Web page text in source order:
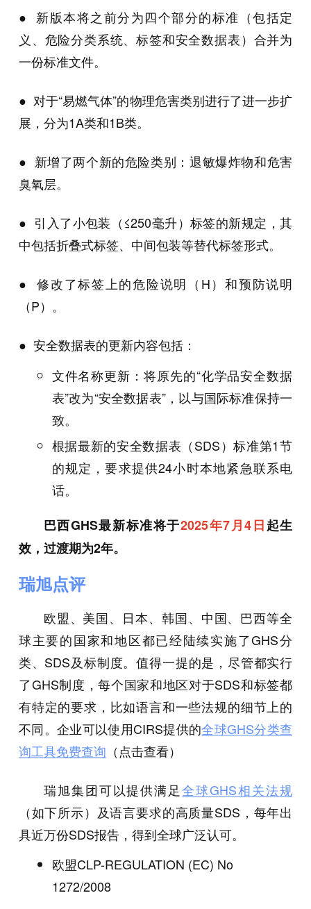
● 新版本将之前分为四个部分的标准（包括定
义、危险分类系统、标签和安全数据表）合并为
一份标准文件。
● 对于“易燃气体”的物理危害类别进行了进一步扩
展，分为1A类和1B类。
● 新增了两个新的危险类别：退敏爆炸物和危害
臭氧层。
● 引入了小包装（≤250毫升）标签的新规定，其
中包括折叠式标签、中间包装等替代标签形式。
● 修改了标签上的危险说明（H）和预防说明
（P）。
● 安全数据表的更新内容包括：
文件名称更新：将原先的“化学品安全数据
表”改为“安全数据表”，以与国际标准保持一
致。
根据最新的安全数据表（SDS）标准第1节
的规定，要求提供24小时本地紧急联系电
话。
巴西GHS最新标准将于2025年7月4日起生
效，过渡期为2年。
瑞旭点评
欧盟、美国、日本、韩国、中国、巴西等全
球主要的国家和地区都已经陆续实施了GHS分
类、SDS及标制度。值得一提的是，尽管都实行
了GHS制度，每个国家和地区对于SDS和标签都
有特定的要求，比如语言和一些法规的细节上的
不同。企业可以使用CIRS提供的全球GHS分类查
询工具免费查询 （点击查看）
瑞旭集团可以提供满足全球GHS相关法规
（如下所示）及语言要求的高质量SDS，每年出
具近万份SDS报告，得到全球广泛认可。
欧盟CLP-REGULATION (EC) No
1272/2008